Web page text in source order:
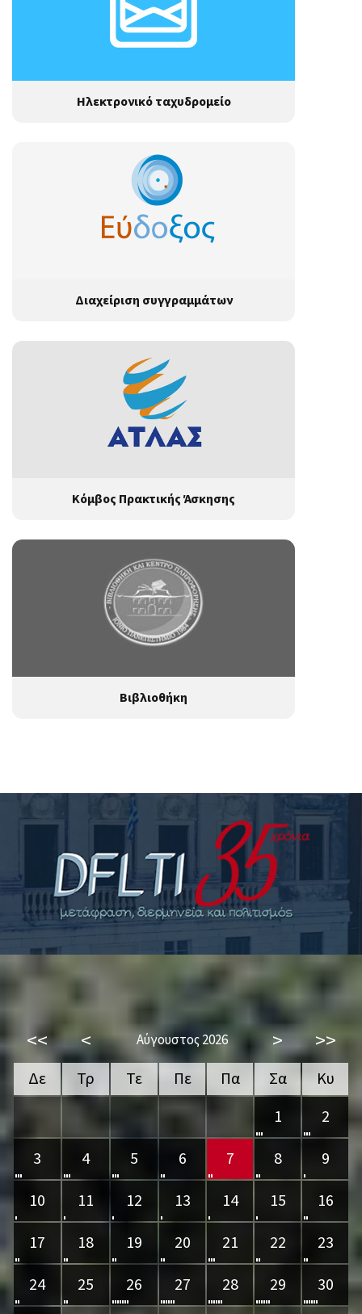
Ηλεκτρονικό ταχυδρομείο
Διαχείριση συγγραμμάτων
Κόμβος Πρακτικής Άσκησης
Βιβλιοθήκη
<< < Αύγουστος 2026 > >>
Δε Τρ Τε Πε Πα Σα
Κυ
1
2
3
4 5 6 7 8
9
10
11 12 13 14 15
16
17
18 19 20 21 22
23
24
25 26 27 28 29
30